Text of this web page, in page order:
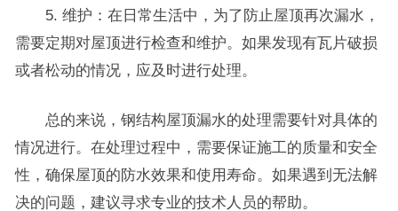
5. 维护：在日常生活中，为了防止屋顶再次漏水，
需要定期对屋顶进行检查和维护。如果发现有瓦片破损
或者松动的情况，应及时进行处理。
总的来说，钢结构屋顶漏水的处理需要针对具体的
情况进行。在处理过程中，需要保证施工的质量和安全
性，确保屋顶的防水效果和使用寿命。如果遇到无法解
决的问题，建议寻求专业的技术人员的帮助。